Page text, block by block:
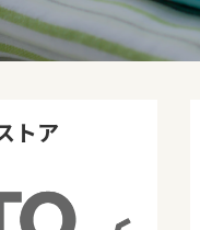
トア